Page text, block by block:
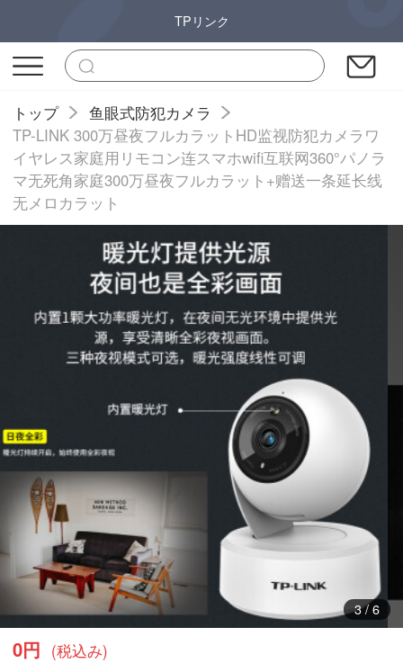
TPリンク
トップ
鱼眼式防犯カメラ
TP-LINK 300万昼夜フルカラットHD监视防犯カメラワ
イヤレス家庭用リモコン连スマホwifi互联网360°パノラ
マ无死角家庭300万昼夜フルカラット+赠送一条延长线
无メロカラット
3/6
0円 (税込み)